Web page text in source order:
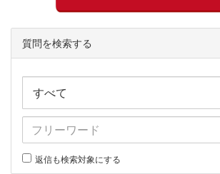
質問を検索する
返信も検索対象にする